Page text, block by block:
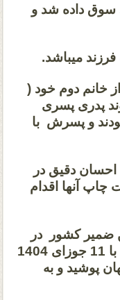
به بازنشستگی سوق داده شد و
فرزند میباشد.
خانم دوم خود (
پدری پسری
و پسرش با
دقیق در
آنها اقدام
ضمیر کشور در
سحرگاه روز یکشنبه اول جون 2025 میلادی مصادف با 11 جوزای 1404
پوشید و به